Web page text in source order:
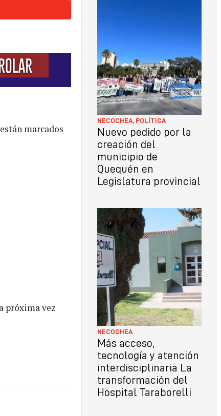
NECOCHEA, POLÍTICA
Nuevo pedido por la
creación del
municipio de
Quequén en
Legislatura provincial
NECOCHEA
Más acceso,
tecnología y atención
interdisciplinaria La
transformación del
Hospital Taraborelli
marcados
próxima vez